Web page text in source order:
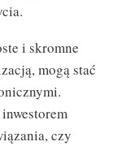
i skromne
mogą stać
czy